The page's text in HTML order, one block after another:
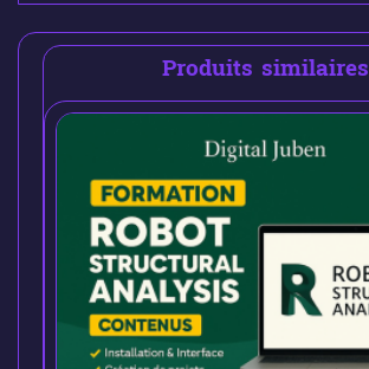
Produits similaires